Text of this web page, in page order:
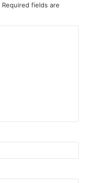
Required fields are